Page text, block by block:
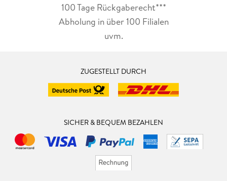
100 Tage Rückgaberecht***
Abholung in über 100 Filialen
uvm.
ZUGESTELLT DURCH
SICHER & BEQUEM BEZAHLEN